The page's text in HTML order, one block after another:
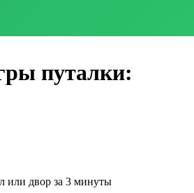
путалки:
или двор за 3 минуты